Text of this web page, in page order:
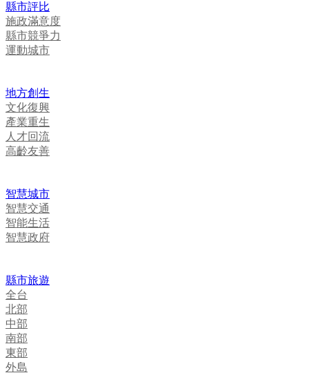
縣市評比
施政滿意度
縣市競爭力
運動城市
地方創生
文化復興
產業重生
人才回流
高齡友善
智慧城市
智慧交通
智能生活
智慧政府
縣市旅遊
全台
北部
中部
南部
東部
外島